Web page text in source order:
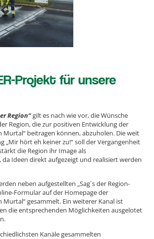
Projekt für unsere
Region“gilt es nach wie vor, die Wünsche
Region, die zur positiven Entwicklung der
Murtal“ beitragen können, abzuholen. Die weit
„Mir hört eh keiner zu!“ soll der Vergangenheit
die Region ihr Image als
da Ideen direkt aufgezeigt und realisiert werden
neben aufgestellten „Sag´s der Region-
Formular auf der Homepage der
Murtal“ gesammelt. Ein weiterer Kanal ist
die entsprechenden Möglichkeiten ausgelotet
Kanäle gesammelten